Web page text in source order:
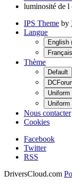
luminosité de l
IPS Theme by
Langue
English
Thème
Default
Uniform
Uniform
Nous contacter
Cookies
Facebook
Twitter
RSS
DriversCloud.com